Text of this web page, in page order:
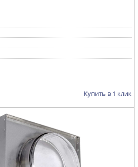
Купить в 1 клик